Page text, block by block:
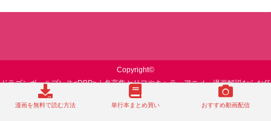
漫画を無料で読む方法 単行本まとめ買い おすすめ動画配信
Copyright©
ドラゴンボールプレス<DBP>｜名言集セリフやキャラ・アニメ・漫画解説ならお任
せ
, 2026 All Rights Reserved.